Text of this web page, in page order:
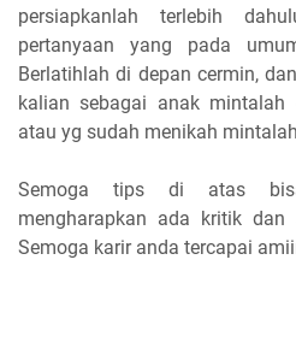
persiapkanlah terlebih
pertanyaan yang pada
Berlatihlah di depan cermin,
kalian sebagai anak
atau yg sudah menikah
Semoga tips di atas
mengharapkan ada kritik dan
Semoga karir anda tercapai